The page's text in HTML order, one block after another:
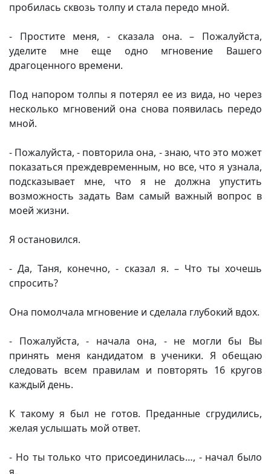
пробилась сквозь толпу и стала передо мной.
- Простите меня, - сказала она. – Пожалуйста,
уделите мне еще одно мгновение Вашего
драгоценного времени.
Под напором толпы я потерял ее из вида, но через
несколько мгновений она снова появилась передо
мной.
- Пожалуйста, - повторила она, - знаю, что это может
показаться преждевременным, но все, что я узнала,
подсказывает мне, что я не должна упустить
возможность задать Вам самый важный вопрос в
моей жизни.
Я остановился.
- Да, Таня, конечно, - сказал я. – Что ты хочешь
спросить?
Она помолчала мгновение и сделала глубокий вдох.
- Пожалуйста, - начала она, - не могли бы Вы
принять меня кандидатом в ученики. Я обещаю
следовать всем правилам и повторять 16 кругов
каждый день.
К такому я был не готов. Преданные сгрудились,
желая услышать мой ответ.
- Но ты только что присоединилась…, - начал было